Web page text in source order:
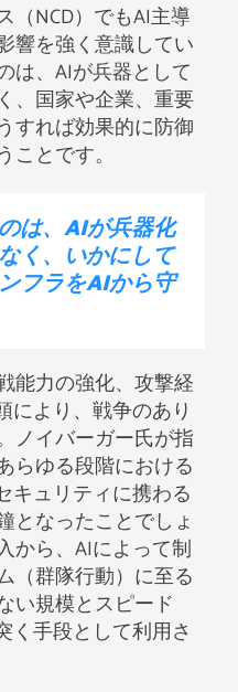
（NCD）でもAI主導
響を強く意識してい
は、AIが兵器として
、国家や企業、重要
すれば効果的に防御
とです。
は、 AIが兵器化
く、いかにして
フラをAIから守
能力の強化、攻撃経
により、戦争のあり
ノイバーガー氏が指
らゆる段階における
キュリティに携わる
となったことでしょ
から、AIによって制
（群隊行動）に至る
い規模とスピード
く手段として利用さ